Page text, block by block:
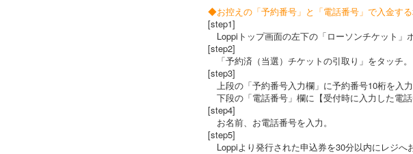
◆お控えの「予約番号」と「電話番号」で入金す
[step1]
Loppiトップ画面の左下の「ローソンチケット」
[step2]
「予約済（当選）チケットの引取り」をタッチ。
[step3]
上段の「予約番号入力欄」に予約番号10桁を入力
下段の「電話番号」欄に【受付時に入力した電話
[step4]
お名前、お電話番号を入力。
[step5]
Loppiより発行された申込券を30分以内にレジへ